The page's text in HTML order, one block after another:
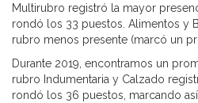
Multirubro registró la mayor
rondó los 33 puestos. Alimentos y
rubro menos presente (marcó un
Durante 2019, encontramos un
rubro Indumentaria y Calzado
rondó los 36 puestos, marcando